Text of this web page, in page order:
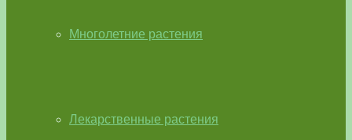
Многолетние растения
Лекарственные растения